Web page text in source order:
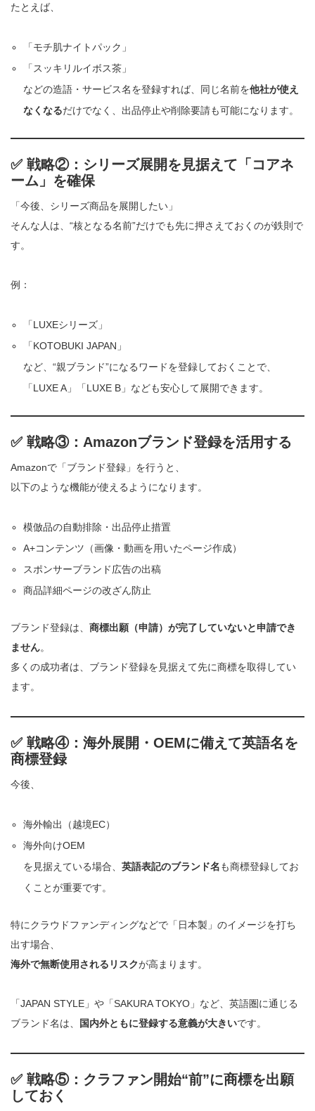
たとえば、
「モチ肌ナイトパック」
「スッキリルイボス茶」
などの造語・サービス名を登録すれば、同じ名前を他社が使え
なくなるだけでなく、出品停止や削除要請も可能になります。
✅ 戦略②：シリーズ展開を見据えて「コアネ
ーム」を確保
「今後、シリーズ商品を展開したい」
そんな人は、“核となる名前”だけでも先に押さえておくのが鉄則で
す。
例：
「LUXEシリーズ」
「KOTOBUKI JAPAN」
など、“親ブランド”になるワードを登録しておくことで、
「LUXE A」「LUXE B」なども安心して展開できます。
✅ 戦略③：Amazonブランド登録を活用する
Amazonで「ブランド登録」を行うと、
以下のような機能が使えるようになります。
模倣品の自動排除・出品停止措置
A+コンテンツ（画像・動画を用いたページ作成）
スポンサーブランド広告の出稿
商品詳細ページの改ざん防止
ブランド登録は、 商標出願（申請）が完了していないと申請でき
ません。
多くの成功者は、ブランド登録を見据えて先に商標を取得してい
ます。
✅ 戦略④：海外展開・OEMに備えて英語名を
商標登録
今後、
海外輸出（越境EC）
海外向けOEM
を見据えている場合、英語表記のブランド名も商標登録してお
くことが重要です。
特にクラウドファンディングなどで「日本製」のイメージを打ち
出す場合、
海外で無断使用されるリスクが高まります。
「JAPAN STYLE」や「SAKURA TOKYO」など、英語圏に通じる
ブランド名は、
国内外ともに登録する意義が大きいです。
✅ 戦略⑤：クラファン開始“前”に商標を出願
しておく